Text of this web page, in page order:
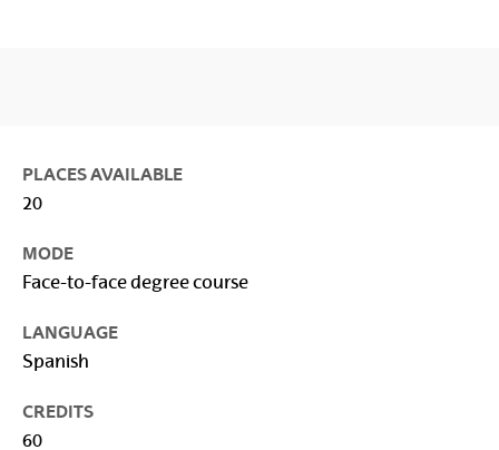
PLACES AVAILABLE
20
MODE
Face-to-face degree course
LANGUAGE
Spanish
CREDITS
60